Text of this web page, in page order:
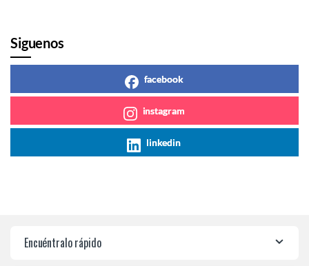
Siguenos
facebook
instagram
linkedin
Encuéntralo rápido